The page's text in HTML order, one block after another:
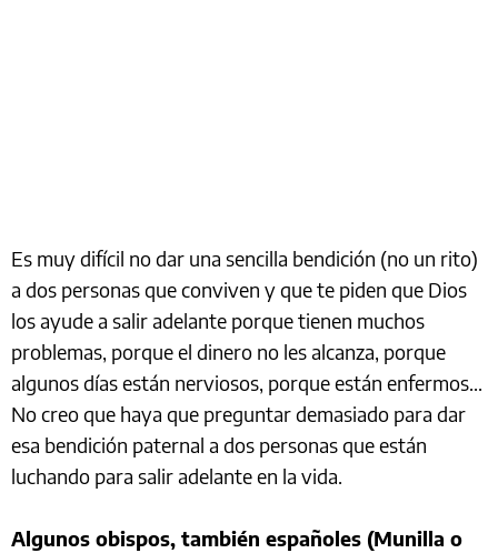
Es muy difícil no dar una sencilla bendición (no un rito)
a dos personas que conviven y que te piden que Dios
los ayude a salir adelante porque tienen muchos
problemas, porque el dinero no les alcanza, porque
algunos días están nerviosos, porque están enfermos...
No creo que haya que preguntar demasiado para dar
esa bendición paternal a dos personas que están
luchando para salir adelante en la vida.
Algunos obispos, también españoles (Munilla o